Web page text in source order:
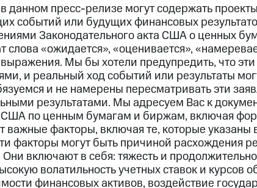
данном пресс-релизе могут содержать
событий или будущих финансовых
Законодательного акта США о ценных
«ожидается», «оценивается»,
Мы бы хотели предупредить, что эти
и реальный ход событий или результаты
и не намерены пересматривать эти
результатами. Мы адресуем Вас к
США по ценным бумагам и биржам, включая
важные факторы, включая те, которые указаны
факторы могут быть причиной расхождения
включают в себя: тяжесть и
волатильность учетных ставок и курсов
финансовых активов, воздействие